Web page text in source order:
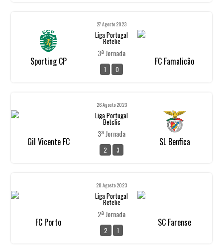
Sporting CP
27 Agosto 2023
Liga Portugal
Betclic
3ª Jornada
1 0
FC Famalicão
Gil Vicente FC
26 Agosto 2023
Liga Portugal
Betclic
3ª Jornada
2 3
SL Benfica
FC Porto
20 Agosto 2023
Liga Portugal
Betclic
2ª Jornada
2 1
SC Farense